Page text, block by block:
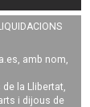
, amb nom,
la Llibertat,
i dijous de